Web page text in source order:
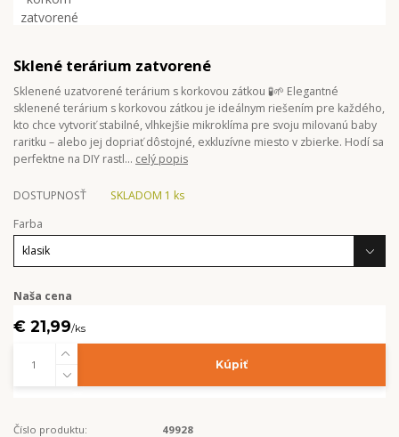
Sklené terárium zatvorené
Sklenené uzatvorené terárium s korkovou zátkou 🧪🌱 Elegantné
sklenené terárium s korkovou zátkou je ideálnym riešením pre každého,
kto chce vytvoriť stabilné, vlhkejšie mikroklíma pre svoju milovanú baby
raritku – alebo jej dopriať dôstojné, exkluzívne miesto v zbierke. Hodí sa
perfektne na DIY rastl... celý popis
DOSTUPNOSŤ
SKLADOM 1 ks
Farba
Naša cena
€ 21,99/ks
Kúpiť
Číslo produktu:
49928